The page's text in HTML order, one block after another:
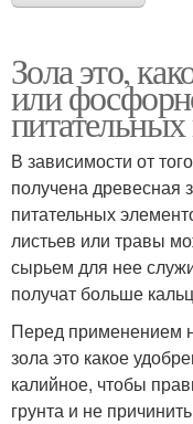
Зола это,
или
В зависимости от
получена древесная
питательных
листьев или травы
сырьем для нее
получат больше
Перед применением
зола это какое
калийное, чтобы
грунта и не